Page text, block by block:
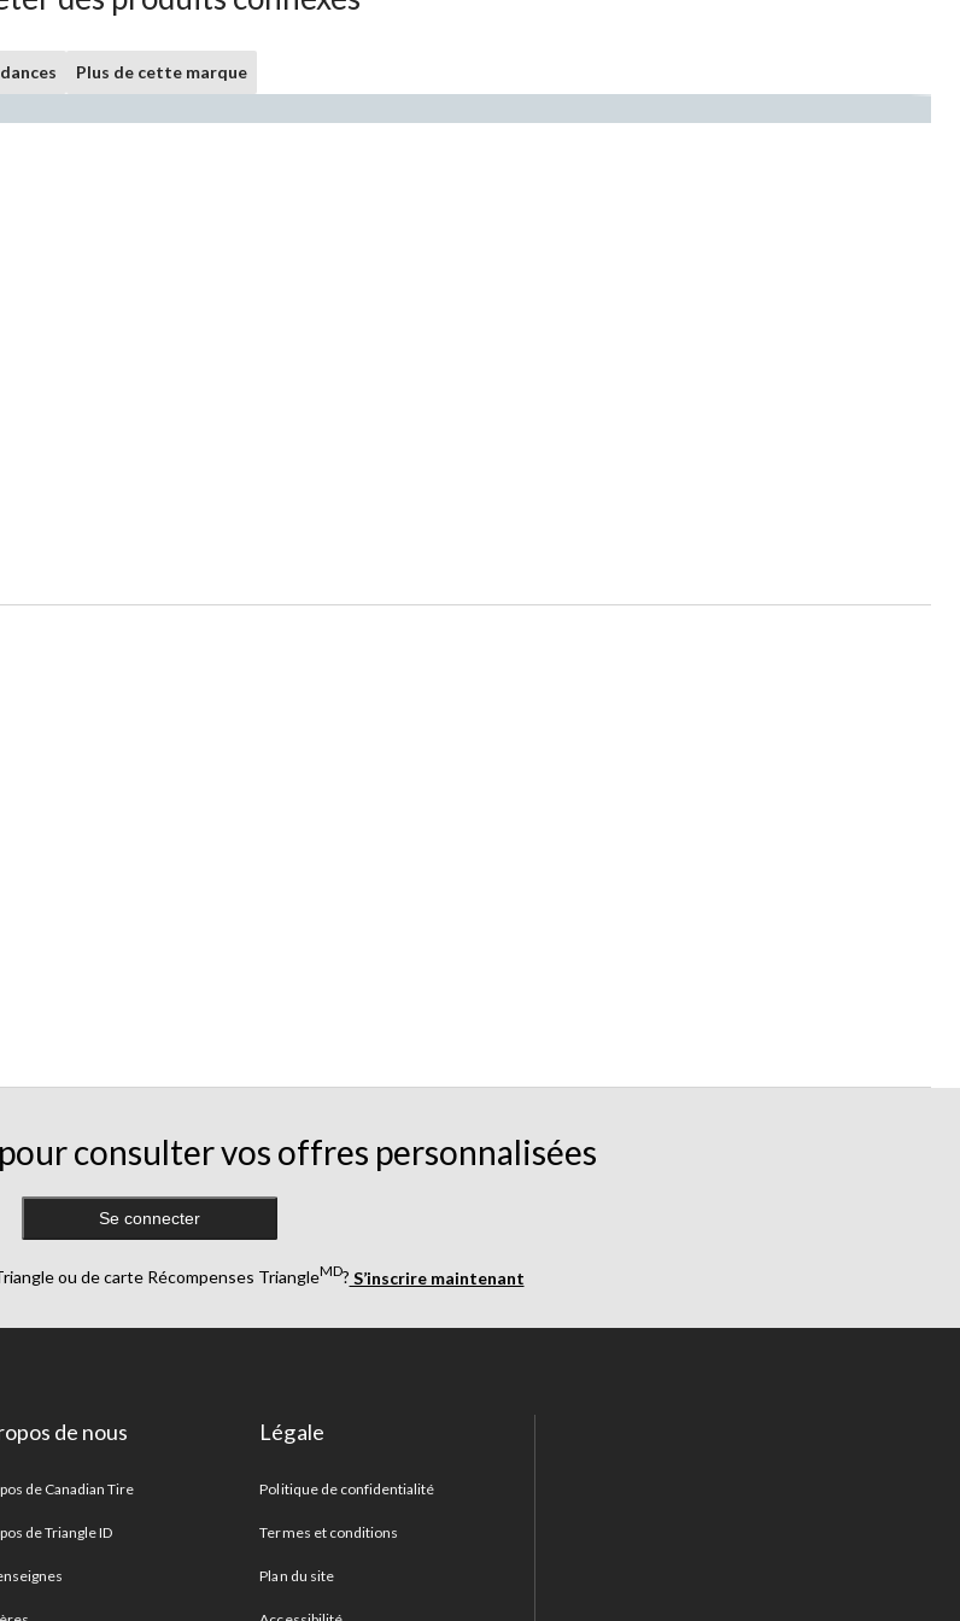
Plus de cette marque
consulter vos offres personnalisées
Se connecter
ou de carte Récompenses TriangleMD? S’inscrire maintenant
de nous
de Canadian Tire
de Triangle ID
Légale
Politique de confidentialité
Termes et conditions
Plan du site